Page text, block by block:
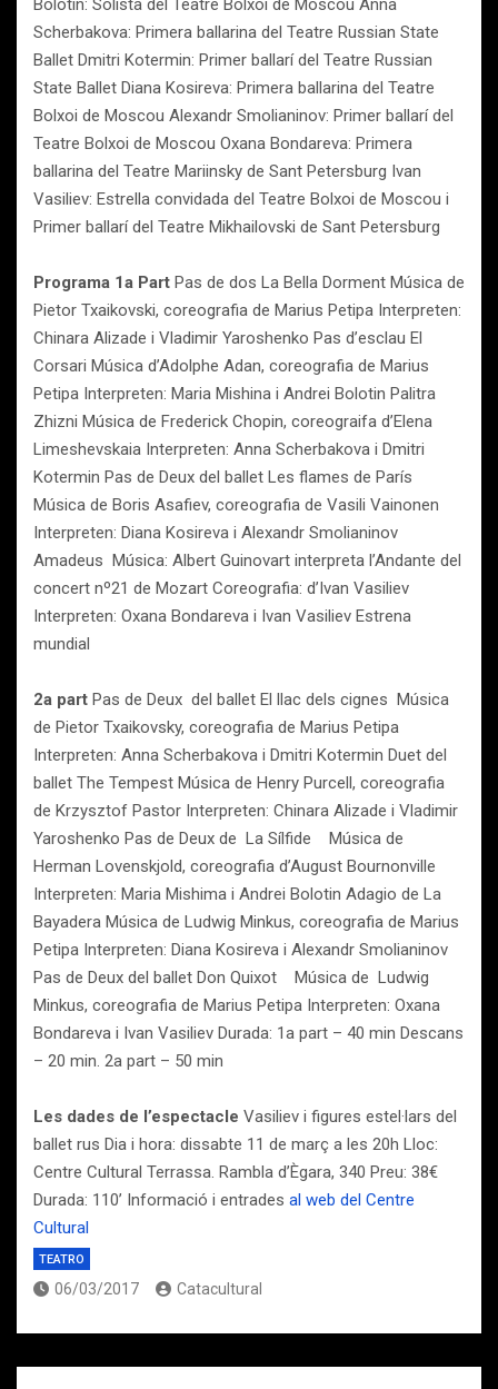
Bolotin: Solista del Teatre Bolxoi de Moscou Anna
Scherbakova: Primera ballarina del Teatre Russian State
Ballet Dmitri Kotermin: Primer ballarí del Teatre Russian
State Ballet Diana Kosireva: Primera ballarina del Teatre
Bolxoi de Moscou Alexandr Smolianinov: Primer ballarí del
Teatre Bolxoi de Moscou Oxana Bondareva: Primera
ballarina del Teatre Mariinsky de Sant Petersburg Ivan
Vasiliev: Estrella convidada del Teatre Bolxoi de Moscou i
Primer ballarí del Teatre Mikhailovski de Sant Petersburg
Programa 1a Part Pas de dos La Bella Dorment Música de
Pietor Txaikovski, coreografia de Marius Petipa Interpreten:
Chinara Alizade i Vladimir Yaroshenko Pas d’esclau El
Corsari Música d’Adolphe Adan, coreografia de Marius
Petipa Interpreten: Maria Mishina i Andrei Bolotin Palitra
Zhizni Música de Frederick Chopin, coreograifa d’Elena
Limeshevskaia Interpreten: Anna Scherbakova i Dmitri
Kotermin Pas de Deux del ballet Les flames de París
Música de Boris Asafiev, coreografia de Vasili Vainonen
Interpreten: Diana Kosireva i Alexandr Smolianinov
Amadeus Música: Albert Guinovart interpreta l’Andante del
concert nº21 de Mozart Coreografia: d’Ivan Vasiliev
Interpreten: Oxana Bondareva i Ivan Vasiliev Estrena
mundial
2a part Pas de Deux del ballet El llac dels cignes Música
de Pietor Txaikovsky, coreografia de Marius Petipa
Interpreten: Anna Scherbakova i Dmitri Kotermin Duet del
ballet The Tempest Música de Henry Purcell, coreografia
de Krzysztof Pastor Interpreten: Chinara Alizade i Vladimir
Yaroshenko Pas de Deux de La Sílfide Música de
Herman Lovenskjold, coreografia d’August Bournonville
Interpreten: Maria Mishima i Andrei Bolotin Adagio de La
Bayadera Música de Ludwig Minkus, coreografia de Marius
Petipa Interpreten: Diana Kosireva i Alexandr Smolianinov
Pas de Deux del ballet Don Quixot Música de Ludwig
Minkus, coreografia de Marius Petipa Interpreten: Oxana
Bondareva i Ivan Vasiliev Durada: 1a part – 40 min Descans
– 20 min. 2a part – 50 min
Les dades de l’espectacle Vasiliev i figures estel·lars del
ballet rus Dia i hora: dissabte 11 de març a les 20h Lloc:
Centre Cultural Terrassa. Rambla d’Ègara, 340 Preu: 38€
Durada: 110’ Informació i entrades al web del Centre
Cultural
TEATRO
06/03/2017 Catacultural